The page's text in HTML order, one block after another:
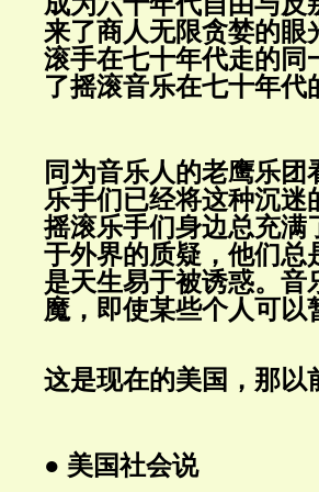
来了商人无限贪婪的眼
滚手在七十年代走的同
了摇滚音乐在七十年代
同为音乐人的老鹰乐
乐手们已经将这种沉迷
摇滚乐手们身边总充满
于外界的质疑，他们总
是天生易于被诱惑。音
魔，即使某些个人可
这是现在的美国，那以
● 美国社会说